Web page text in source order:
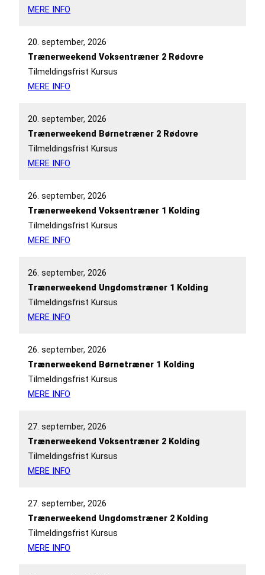
MERE INFO
20. september, 2026
Trænerweekend Voksentræner 2 Rødovre
Tilmeldingsfrist Kursus
MERE INFO
20. september, 2026
Trænerweekend Børnetræner 2 Rødovre
Tilmeldingsfrist Kursus
MERE INFO
26. september, 2026
Trænerweekend Voksentræner 1 Kolding
Tilmeldingsfrist Kursus
MERE INFO
26. september, 2026
Trænerweekend Ungdomstræner 1 Kolding
Tilmeldingsfrist Kursus
MERE INFO
26. september, 2026
Trænerweekend Børnetræner 1 Kolding
Tilmeldingsfrist Kursus
MERE INFO
27. september, 2026
Trænerweekend Voksentræner 2 Kolding
Tilmeldingsfrist Kursus
MERE INFO
27. september, 2026
Trænerweekend Ungdomstræner 2 Kolding
Tilmeldingsfrist Kursus
MERE INFO